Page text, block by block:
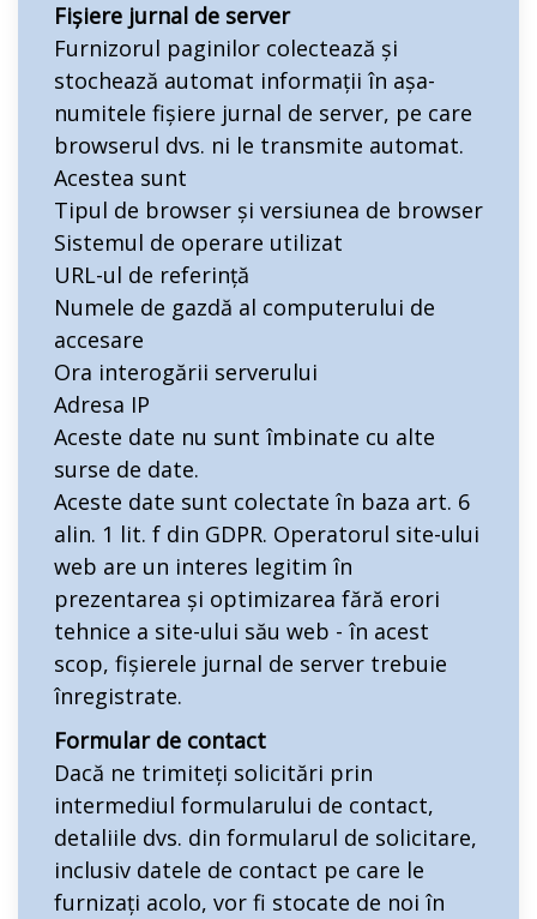
Fișiere jurnal de server
Furnizorul paginilor colectează și
stochează automat informații în așa-
numitele fișiere jurnal de server, pe care
browserul dvs. ni le transmite automat.
Acestea sunt
Tipul de browser și versiunea de browser
Sistemul de operare utilizat
URL-ul de referință
Numele de gazdă al computerului de
accesare
Ora interogării serverului
Adresa IP
Aceste date nu sunt îmbinate cu alte
surse de date.
Aceste date sunt colectate în baza art. 6
alin. 1 lit. f din GDPR. Operatorul site-ului
web are un interes legitim în
prezentarea și optimizarea fără erori
tehnice a site-ului său web - în acest
scop, fișierele jurnal de server trebuie
înregistrate.
Formular de contact
Dacă ne trimiteți solicitări prin
intermediul formularului de contact,
detaliile dvs. din formularul de solicitare,
inclusiv datele de contact pe care le
furnizați acolo, vor fi stocate de noi în